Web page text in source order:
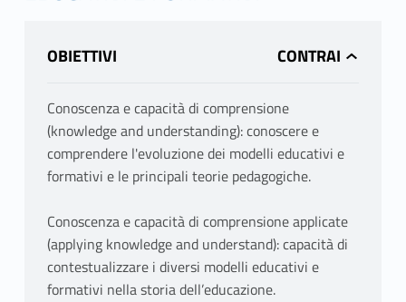
OBIETTIVI
Conoscenza e capacità di comprensione
(knowledge and understanding): conoscere e
comprendere l'evoluzione dei modelli educativi e
formativi e le principali teorie pedagogiche.
Conoscenza e capacità di comprensione applicate
(applying knowledge and understand): capacità di
contestualizzare i diversi modelli educativi e
formativi nella storia dell’educazione.